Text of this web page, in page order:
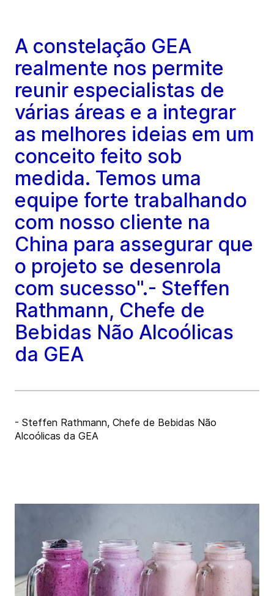
A constelação GEA
realmente nos permite
reunir especialistas de
várias áreas e a integrar
as melhores ideias em um
conceito feito sob
medida. Temos uma
equipe forte trabalhando
com nosso cliente na
China para assegurar que
o projeto se desenrola
com sucesso".- Steffen
Rathmann, Chefe de
Bebidas Não Alcoólicas
da GEA
- Steffen Rathmann, Chefe de Bebidas Não
Alcoólicas da GEA